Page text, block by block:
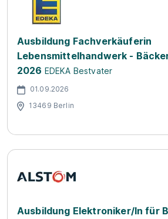
Ausbildung Fachverkäuferin
Lebensmittelhandwerk -
2026 EDEKA Bestvater
01.09.2026
13469 Berlin
Ausbildung Elektroniker/In für